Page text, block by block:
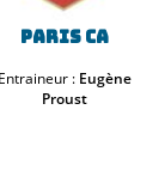
Paris CA
Entraineur : Eugène
Proust